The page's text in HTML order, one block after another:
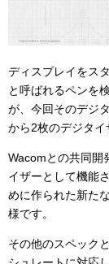
ディスプレイをス
と呼ばれるペンを
が、今回そのデジ
から2枚のデジタイ
Wacomとの共同開
イザーとして機能
めに作られた新た
様です。
その他のスペック